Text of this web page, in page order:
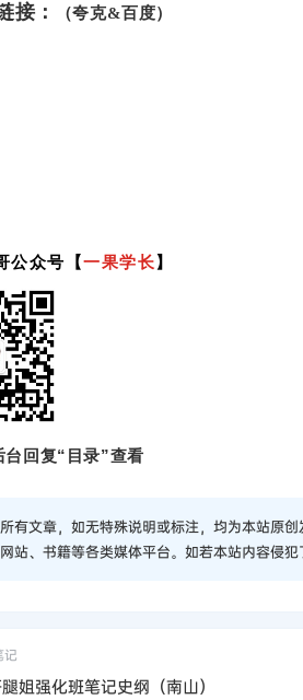
接： （夸克&百度）
公众号【一果学长】
台回复“目录”查看
有文章，如无特殊说明或标注，均为本站原
站、书籍等各类媒体平台。如若本站内容侵
记
姐强化班笔记史纲（南山）